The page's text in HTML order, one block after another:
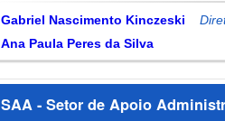
Gabriel Nascimento Kinczeski
Ana Paula Peres da Silva
SAA - Setor de Apoio